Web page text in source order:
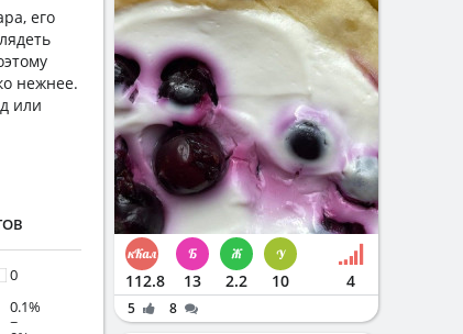
его
нежнее.
или
0
0.1%
~
112.8 13 2.2 10 4
5 8